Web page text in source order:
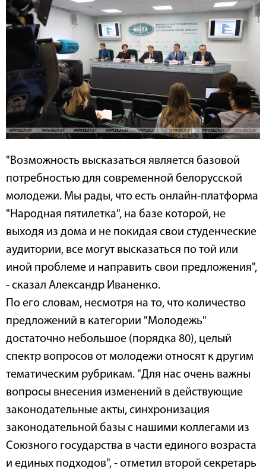
"Возможность высказаться является базовой
потребностью для современной белорусской
молодежи. Мы рады, что есть онлайн-платформа
"Народная пятилетка", на базе которой, не
выходя из дома и не покидая свои студенческие
аудитории, все могут высказаться по той или
иной проблеме и направить свои предложения",
- сказал Александр Иваненко.
По его словам, несмотря на то, что количество
предложений в категории "Молодежь"
достаточно небольшое (порядка 80), целый
спектр вопросов от молодежи относят к другим
тематическим рубрикам. "Для нас очень важны
вопросы внесения изменений в действующие
законодательные акты, синхронизация
законодательной базы с нашими коллегами из
Союзного государства в части единого возраста
и единых подходов", - отметил второй секретарь